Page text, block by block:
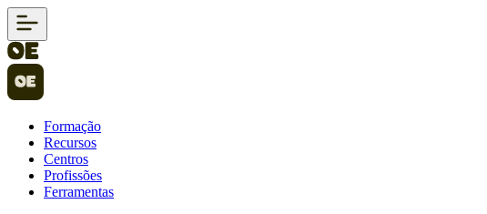
Formação
Recursos
Centros
Profissões
Ferramentas